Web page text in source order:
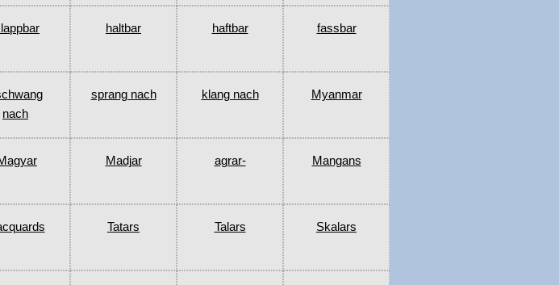
haltbar haftbar fassbar
nach
sprang nach klang nach Myanmar
Madjar agrar- Mangans
Tatars Talars Skalars